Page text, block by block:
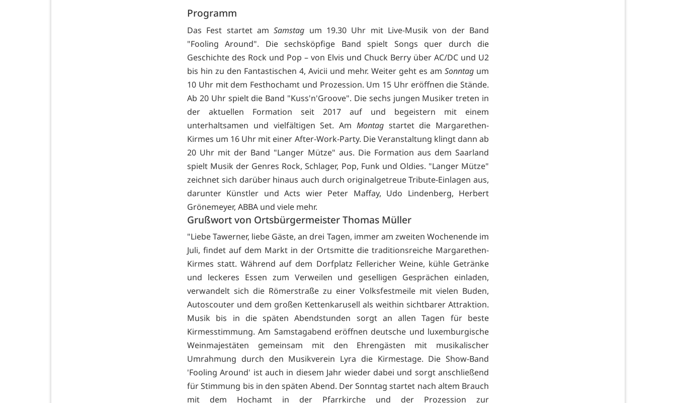
Programm
Das Fest startet amSamstag um 19.30 Uhr mit Live-Musik von der Band
"Fooling Around". Die sechsköpfige Band spielt Songs quer durch die
Geschichte des Rock und Pop – von Elvis und Chuck Berry über AC/DC und U2
bis hin zu den Fantastischen 4, Avicii und mehr. Weiter geht es am Sonntag um
10 Uhr mit dem Festhochamt und Prozession. Um 15 Uhr eröffnen die Stände.
Ab 20 Uhr spielt die Band "Kuss'n'Groove". Die sechs jungen Musiker treten in
der aktuellen Formation seit 2017 auf und begeistern mit einem
unterhaltsamen und vielfältigen Set. Am Montagstartet die Margarethen-
Kirmes um 16 Uhr mit einer After-Work-Party. Die Veranstaltung klingt dann ab
20 Uhr mit der Band "Langer Mütze" aus. Die Formation aus dem Saarland
spielt Musik der Genres Rock, Schlager, Pop, Funk und Oldies. "Langer Mütze"
zeichnet sich darüber hinaus auch durch originalgetreue Tribute-Einlagen aus,
darunter Künstler und Acts wier Peter Maffay, Udo Lindenberg, Herbert
Grönemeyer, ABBA und viele mehr.
Grußwort von Ortsbürgermeister Thomas Müller
"Liebe Tawerner, liebe Gäste, an drei Tagen, immer am zweiten Wochenende im
Juli, findet auf dem Markt in der Ortsmitte die traditionsreiche Margarethen-
Kirmes statt. Während auf dem Dorfplatz Fellericher Weine, kühle Getränke
und leckeres Essen zum Verweilen und geselligen Gesprächen einladen,
verwandelt sich die Römerstraße zu einer Volksfestmeile mit vielen Buden,
Autoscouter und dem großen Kettenkarusell als weithin sichtbarer Attraktion.
Musik bis in die späten Abendstunden sorgt an allen Tagen für beste
Kirmesstimmung. Am Samstagabend eröffnen deutsche und luxemburgische
Weinmajestäten gemeinsam mit den Ehrengästen mit musikalischer
Umrahmung durch den Musikverein Lyra die Kirmestage. Die Show-Band
'Fooling Around' ist auch in diesem Jahr wieder dabei und sorgt anschließend
für Stimmung bis in den späten Abend. Der Sonntag startet nach altem Brauch
mit dem Hochamt in der Pfarrkirche und der Prozession zur